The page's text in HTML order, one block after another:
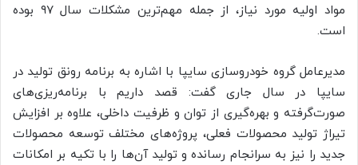
مواد اولیه مورد نیاز، از جمله مهم‌ترین مشکلات سال ۹۷ بوده
است.
مدیرعامل گروه خودروسازی سایپا با اشاره به برنامه رونق تولید در
سایپا در سال جاری گفت: قصد داریم با برنامه‌ریزی‌های
صورت‌گرفته و بهره‌‎گیری از توان و ظرفیت داخلی، علاوه بر افزایش
تیراژ تولید محصولات فعلی، پروژه‌های مختلف توسعه محصولات
جدید را نیز به سرانجام رسانده و تولید آن‌ها را با تکیه بر امکانات